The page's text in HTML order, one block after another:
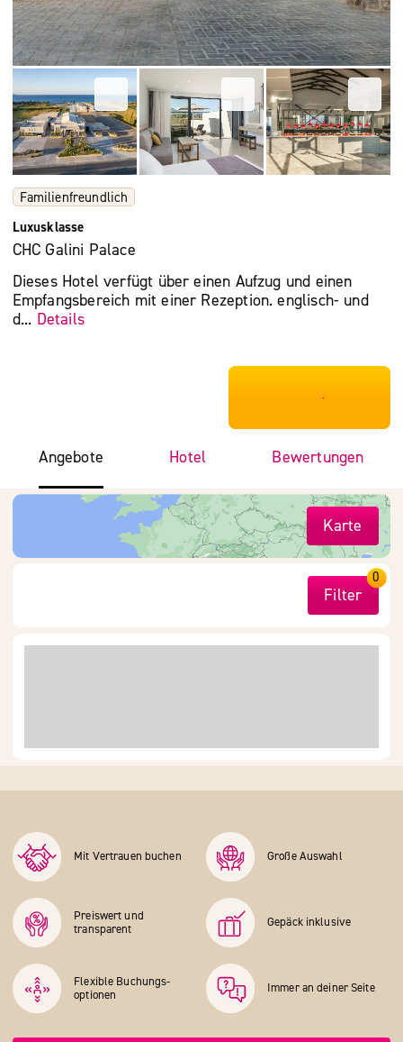
Familienfreundlich
Luxusklasse
CHC Galini Palace
Dieses Hotel verfügt über einen Aufzug und einen
Empfangsbereich mit einer Rezeption. englisch- und
d... Details
***************
Angebote Hotel Bewertungen
Karte
Filter
0
Mit Vertrauen buchen Große Auswahl
Preiswert und
transparent
Gepäck inklusive
Flexible Buchungs­
optionen
Immer an deiner Seite